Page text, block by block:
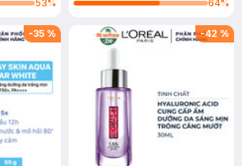
53%
64%
-35 % -42 %